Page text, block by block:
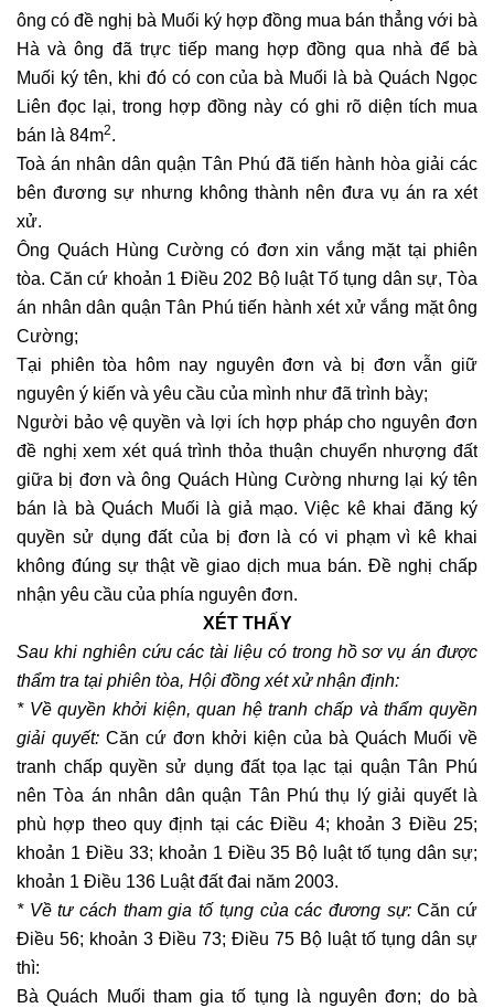
ông có đề nghị bà Muối ký hợp đồng mua bán thẳng với bà
Hà và ông đã trực tiếp mang hợp đồng qua nhà để bà
Muối ký tên, khi đó có con của bà Muối là bà Quách Ngọc
Liên đọc lại, trong hợp đồng này có ghi rõ diện tích mua
bán là 84m2.
Toà án nhân dân quận Tân Phú đã tiến hành hòa giải các
bên đương sự nhưng không thành nên đưa vụ án ra xét
xử.
Ông Quách Hùng Cường có đơn xin vắng mặt tại phiên
tòa. Căn cứ khoản 1 Điều 202 Bộ luật Tố tụng dân sự, Tòa
án nhân dân quận Tân Phú tiến hành xét xử vắng mặt ông
Cường;
Tại phiên tòa hôm nay nguyên đơn và bị đơn vẫn giữ
nguyên ý kiến và yêu cầu của mình như đã trình bày;
Người bảo vệ quyền và lợi ích hợp pháp cho nguyên đơn
đề nghị xem xét quá trình thỏa thuận chuyển nhượng đất
giữa bị đơn và ông Quách Hùng Cường nhưng lại ký tên
bán là bà Quách Muối là giả mạo. Việc kê khai đăng ký
quyền sử dụng đất của bị đơn là có vi phạm vì kê khai
không đúng sự thật về giao dịch mua bán. Đề nghị chấp
nhận yêu cầu của phía nguyên đơn.
XÉT THẤY
Sau khi nghiên cứu các tài liệu có trong hồ sơ vụ án được
thẩm tra tại phiên tòa, Hội đồng xét xử nhận định:
* Về quyền khởi kiện, quan hệ tranh chấp và thẩm quyền
giải quyết: Căn cứ đơn khởi kiện của bà Quách Muối về
tranh chấp quyền sử dụng đất tọa lạc tại quận Tân Phú
nên Tòa án nhân dân quận Tân Phú thụ lý giải quyết là
phù hợp theo quy định tại các Điều 4; khoản 3 Điều 25;
khoản 1 Điều 33; khoản 1 Điều 35 Bộ luật tố tụng dân sự;
khoản 1 Điều 136 Luật đất đai năm 2003.
* Về tư cách tham gia tố tụng của các đương sự:Căn cứ
Điều 56; khoản 3 Điều 73; Điều 75 Bộ luật tố tụng dân sự
thì:
Bà Quách Muối tham gia tố tụng là nguyên đơn; do bà